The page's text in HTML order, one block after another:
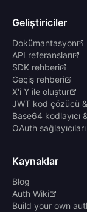
Geliştiriciler
Dokümantasyon
API referansları
SDK rehberi
Geçiş rehberi
X'i Y ile oluştur
JWT kod çözücü &
Base64 kodlayıcı
OAuth
Kaynaklar
Blog
Auth Wiki
Build your own